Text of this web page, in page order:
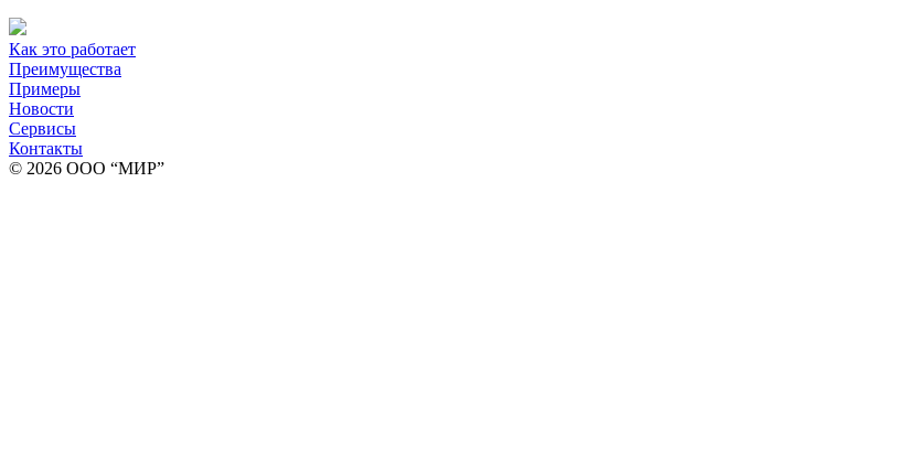
Как это работает
Преимущества
Примеры
Новости
Сервисы
Контакты
© 2026 ООО “МИР”